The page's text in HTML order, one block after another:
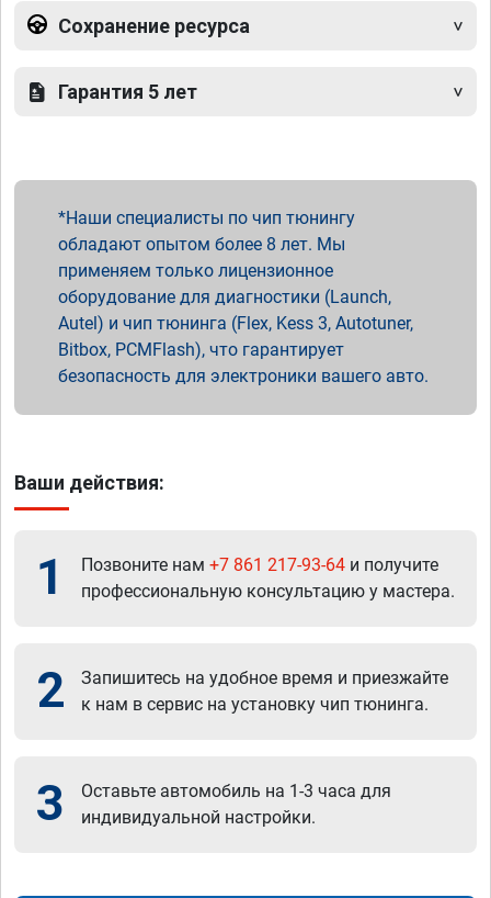
Сохранение ресурса
Гарантия 5 лет
Наши специалисты по чип тюнингу
обладают опытом более 8 лет. Мы
применяем только лицензионное
оборудование для диагностики (Launch,
Autel) и чип тюнинга (Flex, Kess 3, Autotuner,
Bitbox, PCMFlash), что гарантирует
безопасность для электроники вашего авто.
Ваши действия:
1 Позвоните нам +7 861 217-93-64 и получите
профессиональную консультацию у мастера.
2
Запишитесь на удобное время и приезжайте
к нам в сервис на установку чип тюнинга.
3
Оставьте автомобиль на 1-3 часа для
индивидуальной настройки.